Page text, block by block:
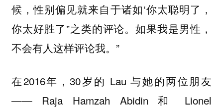
候，性别偏见就来自于诸如‘你太聪明了，
你太好胜了”之类的评论。如果我是男性，
不会有人这样评论我。”
在2016年，30岁的 Lau 与她的两位朋友
—— Raja Hamzah Abidin 和 Lionel